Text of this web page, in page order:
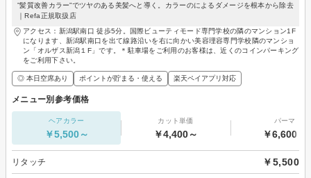
”髪質改善カラー”でツヤのある美髪へと導く。カラーのによるダメージを根本から除去
｜Refa正規取扱店
アクセス：新潟駅南口 徒歩5分。国際ビューティモード専門学校の隣のマンション1F
になります、新潟駅南口を出て線路沿いを右に向かい美容理容専門学校隣のマンショ
ン「オルザス新潟１F」です。＊駐車場をご利用のお客様は、近くのコインパーキング
をご利用下さい。
◎ 本日空席あり ポイントが貯まる・使える 楽天ペイアプリ対応
メニュー別参考価格
ヘアカラー
￥5,500～
カット単価
￥4,400～
パーマ
￥6,600～
リタッチ ￥5,500